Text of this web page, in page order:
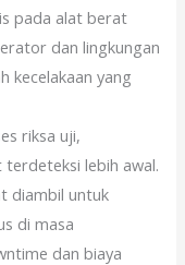
pada alat berat
dan lingkungan
kecelakaan yang
riksa uji,
terdeteksi lebih awal.
diambil untuk
di masa
dan biaya